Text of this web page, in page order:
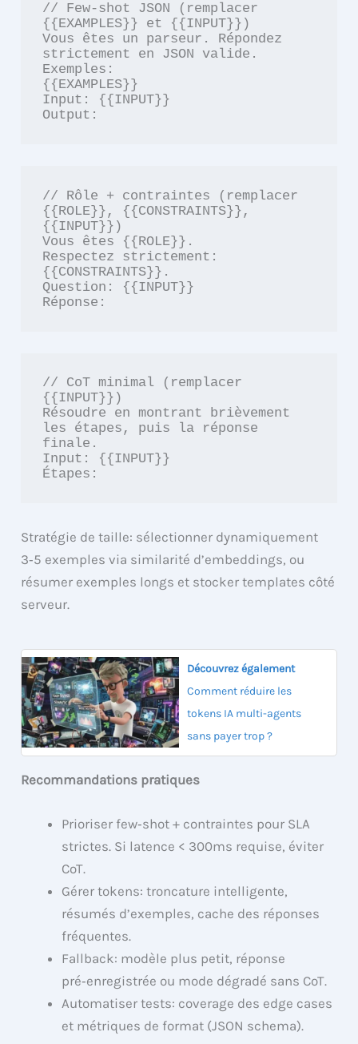
// Few‑shot JSON (remplacer
{{EXAMPLES}} et {{INPUT}})
Vous êtes un parseur. Répondez
strictement en JSON valide.
Exemples:
{{EXAMPLES}}
Input: {{INPUT}}
Output:
// Rôle + contraintes (remplacer
{{ROLE}}, {{CONSTRAINTS}},
{{INPUT}})
Vous êtes {{ROLE}}.
Respectez strictement:
{{CONSTRAINTS}}.
Question: {{INPUT}}
Réponse:
// CoT minimal (remplacer
{{INPUT}})
Résoudre en montrant brièvement
les étapes, puis la réponse
finale.
Input: {{INPUT}}
Étapes:
Stratégie de taille: sélectionner dynamiquement
3‑5 exemples via similarité d’embeddings, ou
résumer exemples longs et stocker templates côté
serveur.
Découvrez également
Comment réduire les
tokens IA multi-agents
sans payer trop ?
Recommandations pratiques
Prioriser few‑shot + contraintes pour SLA
strictes. Si latence < 300ms requise, éviter
CoT.
Gérer tokens: troncature intelligente,
résumés d’exemples, cache des réponses
fréquentes.
Fallback: modèle plus petit, réponse
pré‑enregistrée ou mode dégradé sans CoT.
Automatiser tests: coverage des edge cases
et métriques de format (JSON schema).